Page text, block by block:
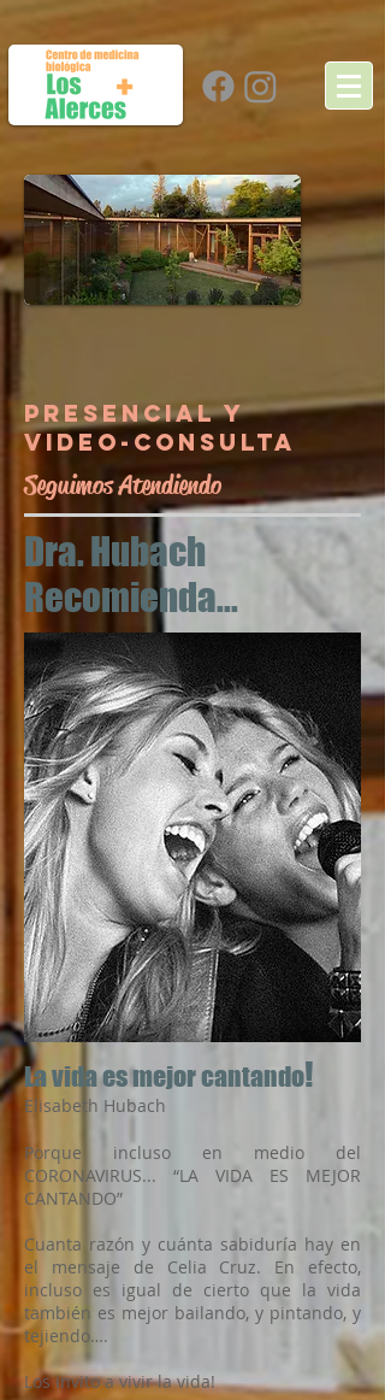
presencial y
video-consulta
Seguimos Atendiendo
Dra. Hubach
Recomienda...
La vida es mejor cantando!
Elisabeth Hubach
Porque incluso en medio del
CORONAVIRUS... “LA VIDA ES MEJOR
CANTANDO”
Cuanta razón y cuánta sabiduría hay en
el mensaje de Celia Cruz. En efecto,
incluso es igual de cierto que la vida
también es mejor bailando, y pintando, y
tejiendo….
Los invito a vivir la vida!